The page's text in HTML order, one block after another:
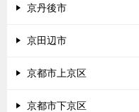
京丹後市
京田辺市
京都市上京区
京都市下京区